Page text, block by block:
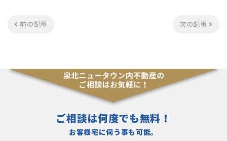
前の記事 次の記事
ご相談は何度でも無料！
お客様宅に伺う事も可能。